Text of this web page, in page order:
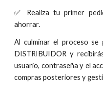
✅ Realiza tu primer
ahorrar.
Al culminar el proceso se
DISTRIBUIDOR y
usuario, contraseña y el
compras posteriores y